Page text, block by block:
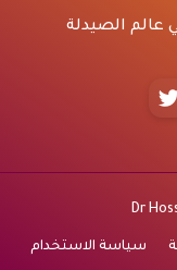
عالم الصيدلة
Dr
سياسة الاستخدام